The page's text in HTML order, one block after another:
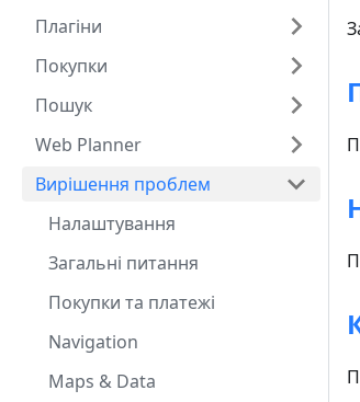
Плагіни
Покупки
Пошук
Web Planner
Вирішення проблем
Налаштування
Загальні питання
Покупки та платежі
Navigation
Maps & Data